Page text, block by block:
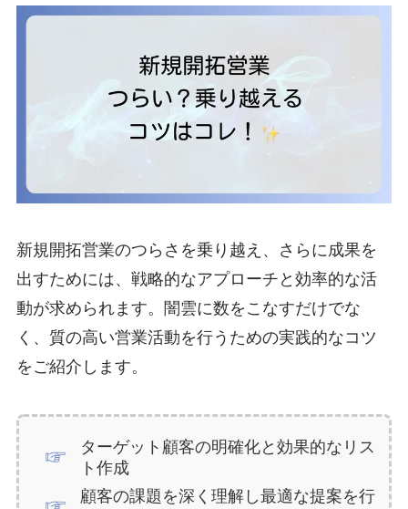
新規開拓営業のつらさを乗り越え、さらに成果を
出すためには、戦略的なアプローチと効率的な活
動が求められます。闇雲に数をこなすだけでな
く、質の高い営業活動を行うための実践的なコツ
をご紹介します。
ターゲット顧客の明確化と効果的なリス
ト作成
顧客の課題を深く理解し最適な提案を行